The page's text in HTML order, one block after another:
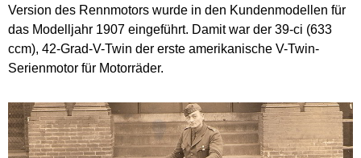
Version des Rennmotors wurde in den Kundenmodellen für
das Modelljahr 1907 eingeführt. Damit war der 39-ci (633
ccm), 42-Grad-V-Twin der erste amerikanische V-Twin-
Serienmotor für Motorräder.